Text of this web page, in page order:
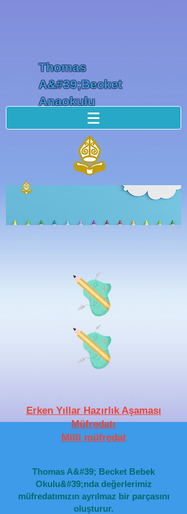
Thomas
A&#39;Becket
Anaokulu
Erken Yıllar Hazırlık Aşaması
Müfredatı
Milli müfredat
Thomas A&#39; Becket Bebek
Okulu&#39;nda değerlerimiz
müfredatımızın ayrılmaz bir parçasını
oluşturur.